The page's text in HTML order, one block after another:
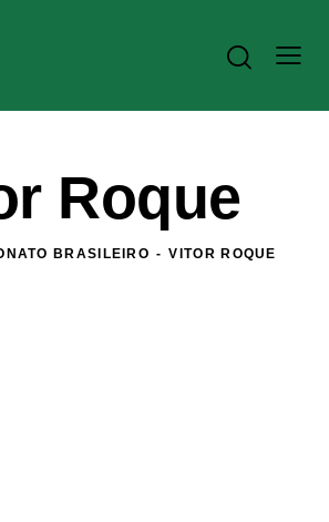
Roque
BRASILEIRO VITOR ROQUE